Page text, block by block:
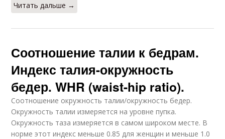
Читать дальше →
Соотношение талии к бедрам.
Индекс талия-окружность
бедер. WHR (waist-hip ratio).
Соотношение окружность талии/окружность бедер.
Окружность талии измеряется на уровне пупка.
Окружность таза измеряется в самом широком месте. В
норме этот индекс меньше 0.85 для женщин и меньше 1.0